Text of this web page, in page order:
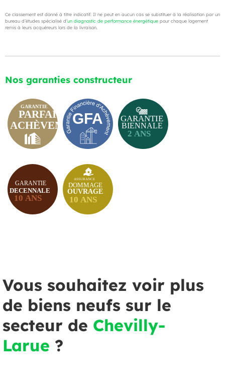
Ce classement est donné à titre indicatif. Il ne peut en aucun cas se substituer à la réalisation par un
bureau d’études spécialisé d’un diagnostic de performance énergétique pour chaque logement
remis à leurs acquéreurs lors de la livraison.
Nos garanties constructeur
Vous souhaitez voir plus
de biens neufs sur le
secteur de Chevilly-
Larue ?